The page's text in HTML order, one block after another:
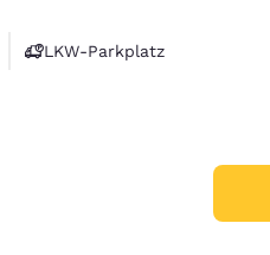
LKW-Parkplatz